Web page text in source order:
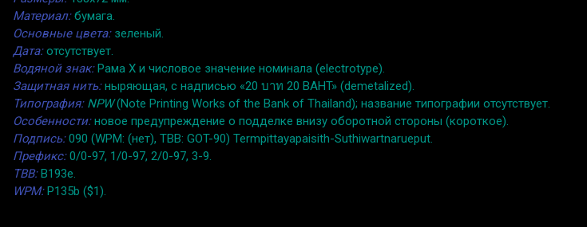
Материал:бумага.
Основные цвета:зеленый.
Дата:отсутствует.
Водяной знак:Рама X и числовое значение номинала (electrotype).
Защитная нить:ныряющая, с надписью «20 บาท 20 BAHT» (demetalized).
Типография: NPW(Note Printing Works of the Bank of Thailand); название типографии отсутствует.
Особенности:новое предупреждение о подделке внизу оборотной стороны (короткое).
Подпись:090 (WPM: (нет), TBB: GOT-90) Termpittayapaisith-Suthiwartnarueput.
Префикс:0/0-97, 1/0-97, 2/0-97, 3-9.
TBB:B193e.
WPM:P135b ($1).